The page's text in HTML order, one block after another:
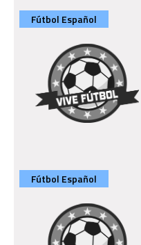
Fútbol Español
Fútbol Español